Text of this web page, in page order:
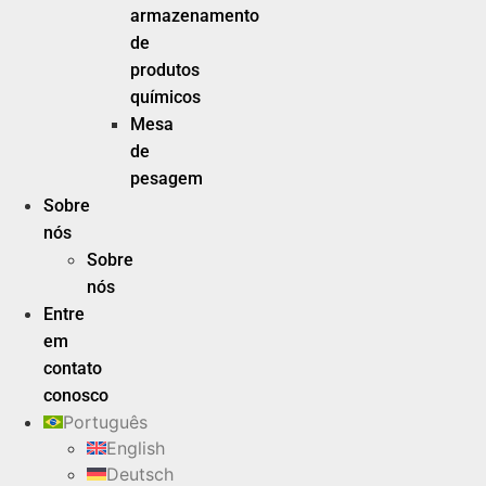
armazenamento
de
produtos
químicos
Mesa
de
pesagem
Sobre
nós
Sobre
nós
Entre
em
contato
conosco
Português
English
Deutsch